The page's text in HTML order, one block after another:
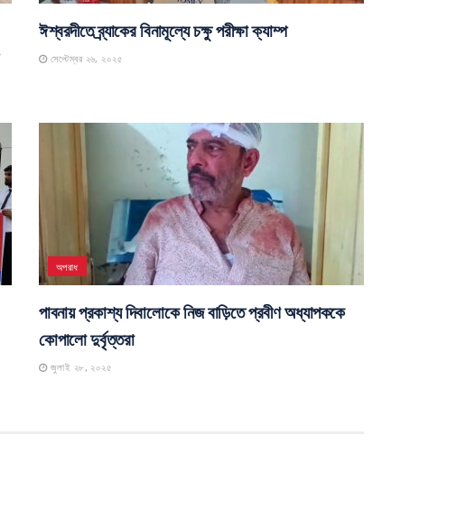
ঈশ্বরদীতে ব্র্যাকের বিনামূল্যে চক্ষু পরীক্ষা ক্যাম্প
সেপ্টেম্বর ২৬, ২০২৫
অপরাধ
পাবনায় প্রকাশ্য দিবালোকে নিজ বাড়িতে প্রবীণ অধ্যাপককে
কোপালো দুর্বৃত্তরা
জুলাই ২৮, ২০২৫